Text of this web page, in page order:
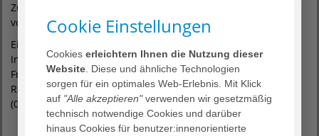
Zuhören, das gemeinsame Gespräch und das Lernen
voneinander.
Eine Teilnahme ist kostenfrei und die Veranstalter laden alle
Interessierten herzlich ein. Für weitere Informationen und
Fragen stehen Jörg Kehlenbeck, Agaplesion Diakonieklinikum
Rotenburg, T (04261) 77 - 67 10, oder Sabrina Braun, GESO, T
(04261) 85 15 78 22 oder M (0160) 564 62 82 zur Verfügung.
Cookie Einstellungen
Cookieserleichtern Ihnen die Nutzung dieser
Website . Diese und ähnliche Technologien
sorgen für ein optimales Web-Erlebnis. Mit Klick
auf "Alle akzeptieren"verwenden wir gesetzmäßig
technisch notwendige Cookies und darüber
hinaus Cookies für benutzer:innenorientierte